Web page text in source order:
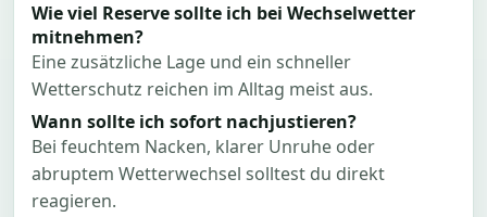
Wie viel Reserve sollte ich bei Wechselwetter
mitnehmen?
Eine zusätzliche Lage und ein schneller
Wetterschutz reichen im Alltag meist aus.
Wann sollte ich sofort nachjustieren?
Bei feuchtem Nacken, klarer Unruhe oder
abruptem Wetterwechsel solltest du direkt
reagieren.